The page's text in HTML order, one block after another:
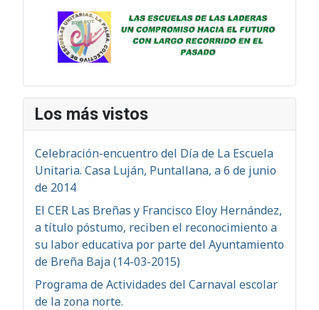
Los más vistos
Celebración-encuentro del Día de La Escuela
Unitaria. Casa Luján, Puntallana, a 6 de junio
de 2014
El CER Las Breñas y Francisco Eloy Hernández,
a título póstumo, reciben el reconocimiento a
su labor educativa por parte del Ayuntamiento
de Breña Baja (14-03-2015)
Programa de Actividades del Carnaval escolar
de la zona norte.